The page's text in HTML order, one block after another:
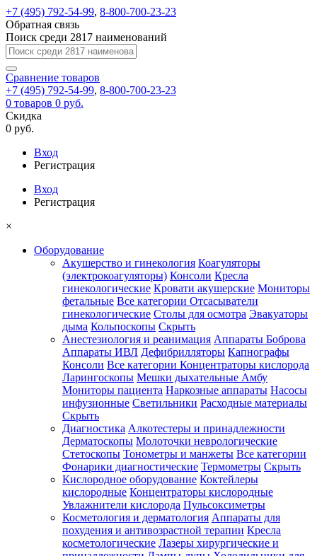
+7 (495) 792-54-99, 8-800-700-23-23
Обратная связь
Поиск среди 2817 наименований
Сравнение товаров
+7 (495) 792-54-99, 8-800-700-23-23
0 товаров 0 руб.
Скидка
0 руб.
Вход
Регистрация
Вход
Регистрация
×
Оборудование
Акушерство и гинекология Коагуляторы
(электрокоагуляторы) Консоли Кресла
гинекологические Кровати акушерские Мониторы
фетальные Все категории Отсасыватели
гинекологические Столы для осмотра Эвакуаторы
дыма Кольпоскопы Скрыть
Анестезиология и реанимация Аппараты Боброва
Аппараты ИВЛ Дефибрилляторы Капнографы
Консоли Все категории Концентраторы кислорода
Ларингоскопы Мешки дыхательные Амбу
Мониторы пациента Наркозные аппараты Насосы
инфузионные Светильники Расходные материалы
Скрыть
Диагностика Алкотестеры и принадлежности
Дерматоскопы Молоточки неврологические
Стетоскопы Тонометры и манжеты Все категории
Фонарики диагностические Термометры Скрыть
Кислородное оборудование Коктейлеры
кислородные Концентраторы кислородные
Увлажнители кислорода Пульсоксиметры
Косметология и дерматология Аппараты для
похудения и антивозрастной терапии Кресла
косметологические Лазеры хирургические и